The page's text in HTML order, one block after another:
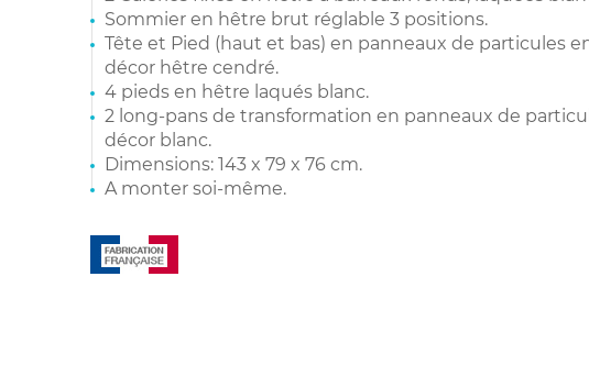
Sommier en hêtre brut réglable 3 positions.
Tête et Pied (haut et bas) en panneaux de particules
décor hêtre cendré.
4 pieds en hêtre laqués blanc.
2 long-pans de transformation en panneaux de
décor blanc.
Dimensions: 143 x 79 x 76 cm.
A monter soi-même.